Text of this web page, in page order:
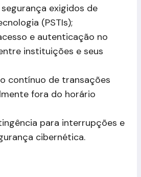
exigidos de
(PSTIs);
e autenticação no
instituições e seus
contínuo de transações
fora do horário
para interrupções e
cibernética.